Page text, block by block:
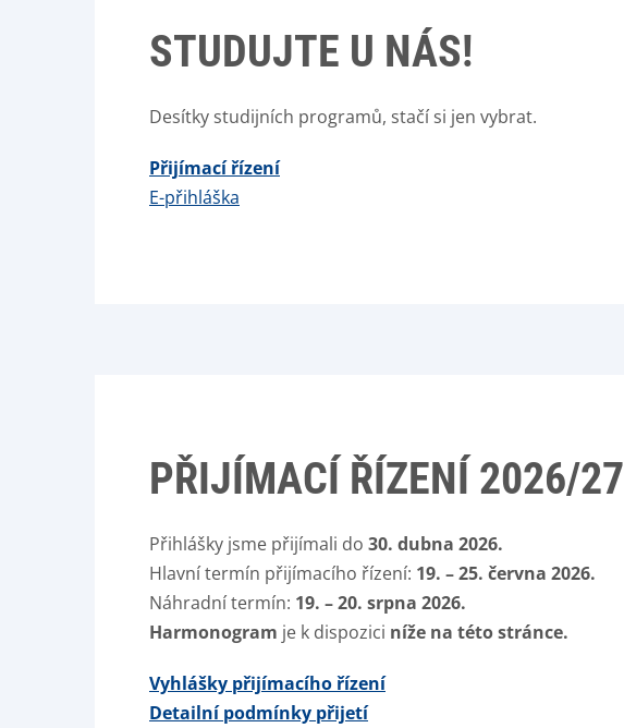
STUDUJTE U NÁS!
Desítky studijních programů, stačí si jen vybrat.
Přijímací řízení
E-přihláška
PŘIJÍMACÍ ŘÍZENÍ 2026/27
Přihlášky jsme přijímali do 30. dubna 2026.
Hlavní termín přijímacího řízení: 19. – 25. června 2026.
Náhradní termín: 19. – 20. srpna 2026.
Harmonogram je k dispozici níže na této stránce.
Vyhlášky přijímacího řízení
Detailní podmínky přijetí